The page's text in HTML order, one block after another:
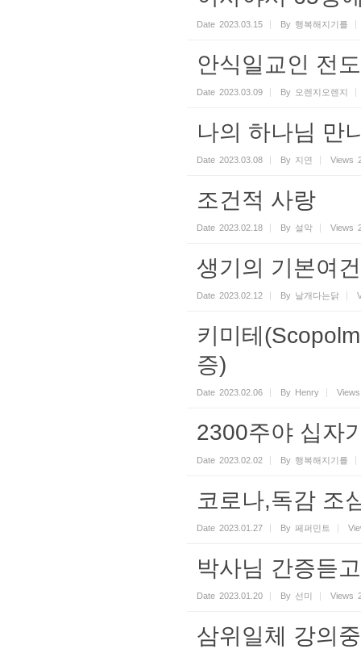
Date 2023.03.15 By 행복해지기를
안식일교인 전
Date 2023.03.09 By 오렌지오렌지
나의 하나님 만
Date 2023.03.08 By 지연 Views
조건적 사랑
Date 2023.02.18 By 설악 Views
생기의 기본여
Date 2023.02.12 By 날개다는닭
키미테
증)
Date 2023.02.06 By Henry Views
2300주야 십자
Date 2023.02.02 By 행복해지기를
코로나,독감 조
Date 2023.01.27 By 페퍼민트
박사님 간증듣
Date 2023.01.20 By 선미 Views
삼위일체 강의